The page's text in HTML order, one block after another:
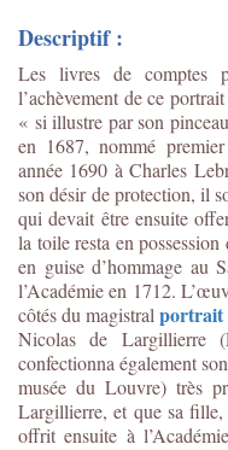
Descriptif :
Les livres de comptes
l’achèvement de ce
« si illustre par son
en 1687, nommé
année 1690 à Charles
son désir de protection, il
qui devait être ensuite
la toile resta en
en guise d’hommage au
l’Académie en 1712.
côtés du magistralportrait
Nicolas de Largillierre
confectionna également
musée du Louvre) très
Largillierre, et que sa fille,
offrit ensuite à